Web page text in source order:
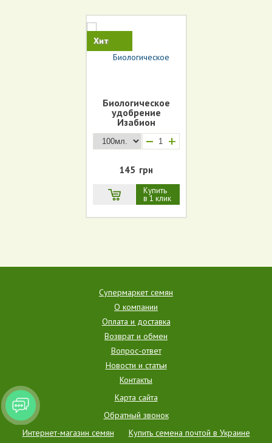
Хит
Биологическое
удобрение
Изабион
(стимулятор роста
с фунгицидным
действием)
+
145 грн
Купить
в 1 клик
Супермаркет семян
О компании
Оплата и доставка
Возврат и обмен
Вопрос-ответ
Новости и статьи
Контакты
Карта сайта
Обратный звонок
Интернет-магазин семян
Купить семена почтой в Украине